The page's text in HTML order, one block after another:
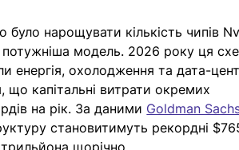
нарощувати кількість чипів
потужніша модель. 2026 року ця
енергія, охолодження та дата-
що капітальні витрати окремих
на рік. За даними Goldman
становитимуть рекордні